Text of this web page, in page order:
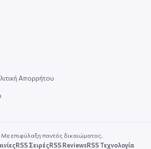
Απορρήτου
επιφύλαξη παντός δικαιώματος.
RSS ΣειρέςRSS ReviewsRSS Τεχνολογία